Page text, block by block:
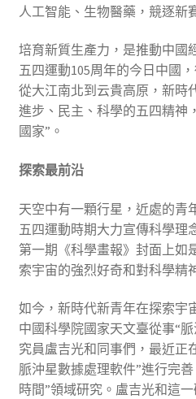
人工智能、生物醫藥，競逐新
培育新質生產力，是推動中國
五四運動105周年的今日中國
從大江南北到云貴高原，新時
進步、民主、科學的五四精神
國家”。
探索最前沿
天空中有一顆行星，近處的
五四運動時期大力宣傳科學理
第一期《科學畫報》封面上如
索宇宙的強烈好奇和對科學精
如今，新時代新青年在探索宇
中國科學院國家天文臺從事“
究員盧吉光和同事們，最近正
脈沖星數據處理軟件”進行完
時間”領域研究。盧吉光和這